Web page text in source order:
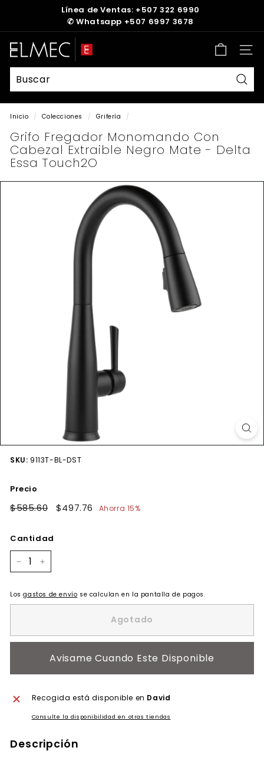
diapositivas
pausa
Línea de Ventas: +507 322 6990
✆ Whatsapp +507 6997 3678
E
L
M
E
C
Inicio / Colecciones / Grifería /
Grifo Fregador Monomando Con
Cabezal Extraible Negro Mate - Delta
Essa Touch2O
SKU: 9113T-BL-DST
Precio
Precio
$585.60$585.60
Precio
$497.76 $497.76
Ahorra 15%
Cantidad
Losgastos de envío se calculan en la pantalla de pagos.
Agotado
Avisame Cuando Este Disponible
Recogida está disponible en David
Consulte la disponibilidad en otras tiendas
Descripción